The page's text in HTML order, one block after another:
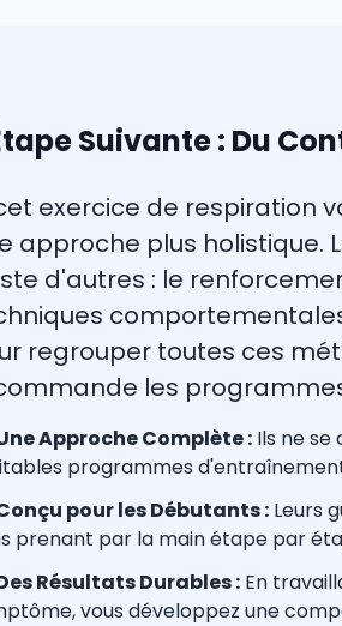
Suivante : Du
exercice de respiration
approche plus holistique.
d'autres : le
regrouper toutes ces
les
Approche Complète : Ils ne
programmes
pour les Débutants : Leurs
prenant par la main étape par
Résultats Durables : En
vous développez une